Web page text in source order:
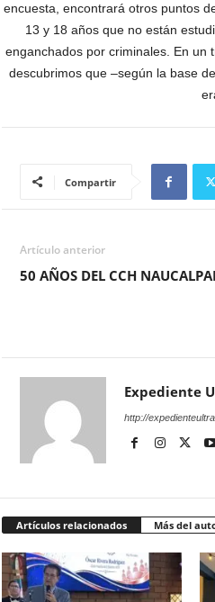
encuesta, encontrará otros puntos
13 y 18 años que no están
enganchados por criminales. En un
descubrimos que –según la base
Compartir
Artículo anterior
50 AÑOS DEL CCH
Expediente
http://
Artículos relacionados Más del